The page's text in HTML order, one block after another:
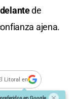
de
ajena.
Litoral en